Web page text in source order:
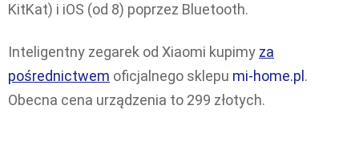
KitKat) i iOS (od 8) poprzez Bluetooth.
Inteligentny zegarek od Xiaomi kupimy za
pośrednictwem oficjalnego sklepu mi-home.pl .
Obecna cena urządzenia to 299 złotych.